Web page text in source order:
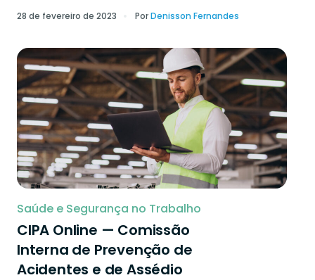
28 de fevereiro de 2023 PorDenisson Fernandes
Saúde e Segurança no Trabalho
CIPA Online — Comissão
Interna de Prevenção de
Acidentes e de Assédio